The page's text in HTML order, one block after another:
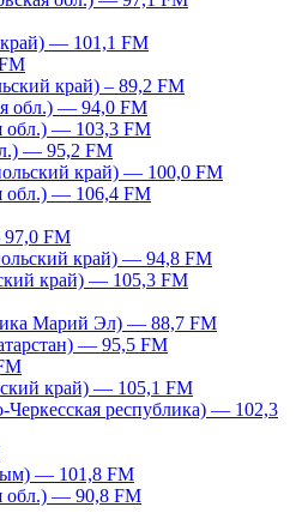
— 101,1 FM
край) – 89,2 FM
обл.) — 94,0 FM
обл.) — 103,3 FM
— 95,2 FM
край) — 100,0 FM
обл.) — 106,4 FM
FM
край) — 94,8 FM
край) — 105,3 FM
Марий Эл) — 88,7 FM
— 95,5 FM
край) — 105,1 FM
Черкесская республика) — 102,3
— 101,8 FM
обл.) — 90,8 FM